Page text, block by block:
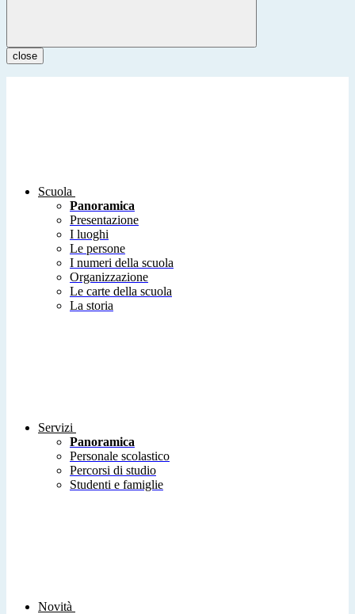
close
Scuola
Panoramica
Presentazione
I luoghi
Le persone
I numeri della scuola
Organizzazione
Le carte della scuola
La storia
Servizi
Panoramica
Personale scolastico
Percorsi di studio
Studenti e famiglie
Novità